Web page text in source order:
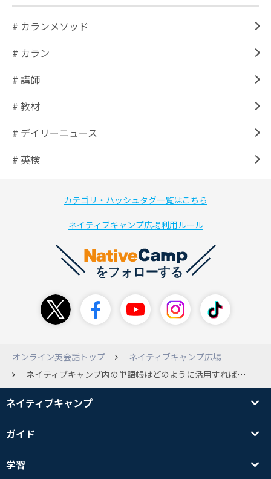
# カランメソッド
# カラン
# 講師
# 教材
# デイリーニュース
# 英検
カテゴリ・ハッシュタグ一覧はこちら
ネイティブキャンプ広場利用ルール
オンライン英会話トップ
ネイティブキャンプ広場
ネイティブキャンプ内の単語帳はどのように活用すれば良いのですか？
ネイティブキャンプ
ガイド
学習